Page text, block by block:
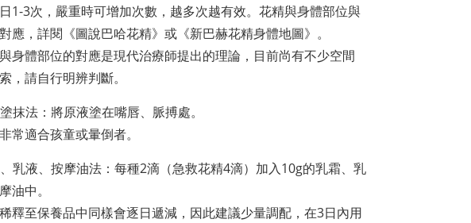
1-3次，嚴重時可增加次數，越多次越有效。花精與身體部位與
應，詳閱《圖說巴哈花精》或《新巴赫花精身體地圖》。
身體部位的對應是現代治療師提出的理論，目前尚有不少空間
，請自行明辨判斷。
抹法：將原液塗在嘴唇、脈搏處。
常適合孩童或暈倒者。
乳液、按摩油法：每種2滴（急救花精4滴）加入10g的乳霜、乳
油中。
釋至保養品中同樣會逐日遞減，因此建議少量調配，在3日內用